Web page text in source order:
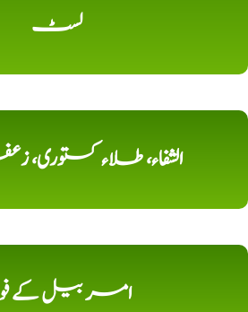
لسٹ
الشفاء، طلاء کستوری،
امر بیل کے